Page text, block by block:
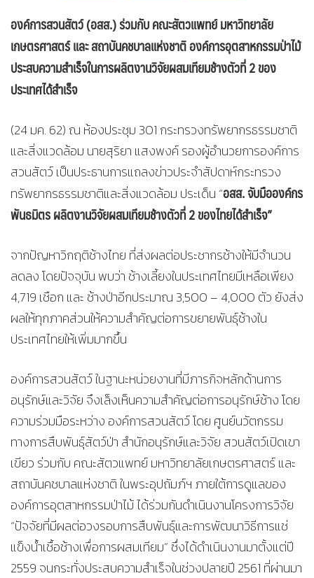
องค์การสวนสัตว์ (อสส.) ร่วมกับ คณะสัตวแพทย์ มหาวิทยาลัย
เกษตรศาสตร์ และ สถาบันคชบาลแห่งชาติ องค์การอุตสาหกรรมป่าไม้
ประสบความสำเร็จในการผลิตงานวิจัยผสมเทียมช้างตัวที่ 2 ของ
ประเทศได้สำเร็จ
(24 มค. 62) ณ ห้องประชุม 301 กระทรวงทรัพยากรธรรมชาติ
และสิ่งแวดล้อม นายสุริยา แสงพงค์ รองผู้อำนวยการองค์การ
สวนสัตว์ เป็นประธานการแถลงข่าวประจำสัปดาห์กระทรวง
ทรัพยากรธรรมชาติและสิ่งแวดล้อม ประเด็น “อสส. จับมือองค์กร
พันธมิตร ผลิตงานวิจัยผสมเทียมช้างตัวที่ 2 ของไทยได้สำเร็จ”
จากปัญหาวิกฤติช้างไทย ที่ส่งผลต่อประชากรช้างให้มีจำนวน
ลดลง โดยปัจจุบัน พบว่า ช้างเลี้ยงในประเทศไทยมีเหลือเพียง
4,719 เชือก และ ช้างป่าอีกประมาณ 3,500 – 4,000 ตัว ยังส่ง
ผลให้ทุกภาคส่วนให้ความสำคัญต่อการขยายพันธุ์ช้างใน
ประเทศไทยให้เพิ่มมากขึ้น
องค์การสวนสัตว์ ในฐานะหน่วยงานที่มีภารกิจหลักด้านการ
อนุรักษ์และวิจัย จึงเล็งเห็นความสำคัญต่อการอนุรักษ์ช้าง โดย
ความร่วมมือระหว่าง องค์การสวนสัตว์ โดย ศูนย์นวัตกรรม
ทางการสืบพันธุ์สัตว์ป่า สำนักอนุรักษ์และวิจัย สวนสัตว์เปิดเขา
เขียว ร่วมกับ คณะสัตวแพทย์ มหาวิทยาลัยเกษตรศาสตร์ และ
สถาบันคชบาลแห่งชาติ ในพระอุปถัมภ์ฯ ภายใต้การดูแลของ
องค์การอุตสาหกรรมป่าไม้ ได้ร่วมกันดำเนินงานโครงการวิจัย
“ปัจจัยที่มีผลต่อวงรอบการสืบพันธุ์และการพัฒนาวิธีการแช่
แข็งน้ำเชื้อช้างเพื่อการผสมเทียม” ซึ่งได้ดำเนินงานมาตั้งแต่ปี
2559 จนกระทั่งประสบความสำเร็จในช่วงปลายปี 2561 ที่ผ่านมา